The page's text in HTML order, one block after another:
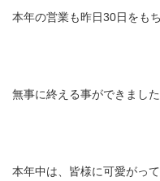
本年の営業も昨日30日をも
無事に終える事ができました
本年中は、皆様に可愛がっ